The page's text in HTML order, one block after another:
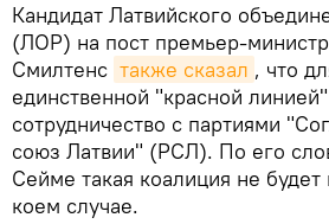
Кандидат Латвийского
(ЛОР) на пост премьер-
Смилтенс также сказал , что
единственной "красной
сотрудничество с партиями
союз Латвии" (РСЛ). По его
Сейме такая коалиция не
коем случае.